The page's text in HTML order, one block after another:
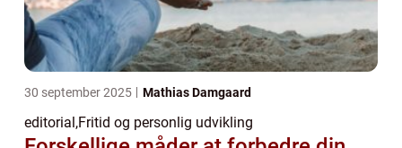
30 september 2025 Mathias Damgaard
editorial,Fritid og personlig udvikling